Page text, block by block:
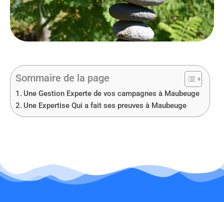
Sommaire de la page
Une Gestion Experte de vos campagnes à Maubeuge
Une Expertise Qui a fait ses preuves à Maubeuge